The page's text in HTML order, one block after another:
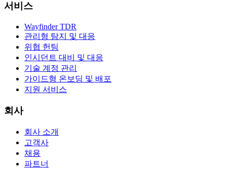
서비스
Wayfinder TDR
관리형 탐지 및 대응
위협 헌팅
인시던트 대비 및 대응
기술 계정 관리
가이드형 온보딩 및 배포
지원 서비스
회사
회사 소개
고객사
채용
파트너